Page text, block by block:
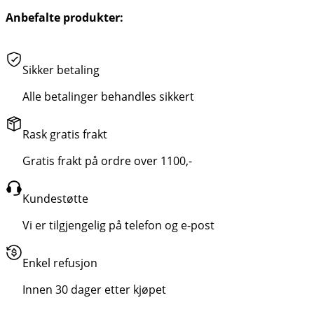
Anbefalte produkter:
Sikker betaling
Alle betalinger behandles sikkert
Rask gratis frakt
Gratis frakt på ordre over 1100,-
Kundestøtte
Vi er tilgjengelig på telefon og e-post
Enkel refusjon
Innen 30 dager etter kjøpet